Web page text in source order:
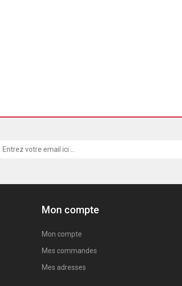
Mon compte
Mon compte
Mes commandes
Mes adresses